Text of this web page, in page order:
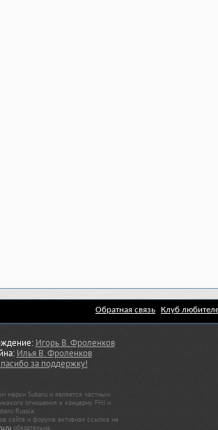
Обратная связь Клуб
Игорь В. Фроленков
Илья В. Фроленков
за поддержку!
марки Subaru и является частным.
отношения к концерну FHI и
Russia.
сайта и форума активная ссылка на
обязательна.